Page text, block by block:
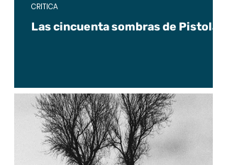
Las cincuenta sombras de Pistolas
CRÍTICA